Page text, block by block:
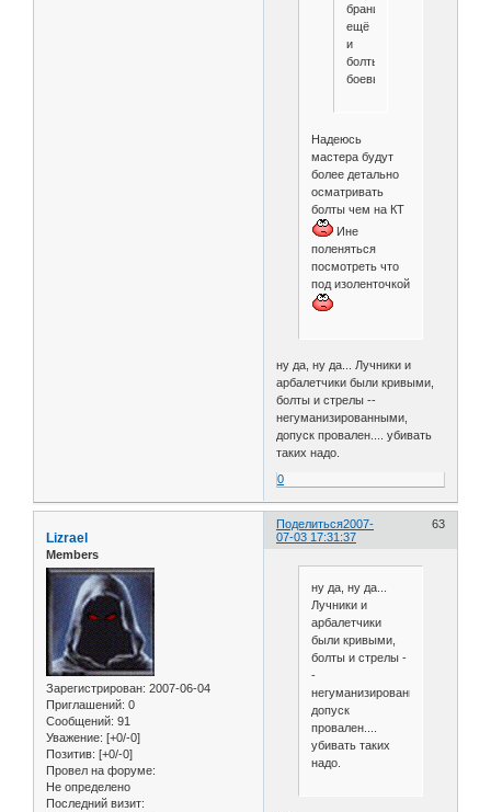
брани)
ещё
и
болты
боевые...
Надеюсь
мастера будут
более детально
осматривать
болты чем на КТ
Ине
поленяться
посмотреть что
под изоленточкой
ну да, ну да... Лучники и
арбалетчики были кривыми,
болты и стрелы --
негуманизированными,
допуск провален.... убивать
таких надо.
0
Поделиться 63
2007-
07-03 17:31:37
Lizrael
Members
Зарегистрирован: 2007-06-04
Приглашений: 0
Сообщений: 91
Уважение: [+0/-0]
Позитив: [+0/-0]
Провел на форуме:
Не определено
Последний визит:
ну да, ну да...
Лучники и
арбалетчики
были кривыми,
болты и стрелы -
-
негуманизированными,
допуск
провален....
убивать таких
надо.